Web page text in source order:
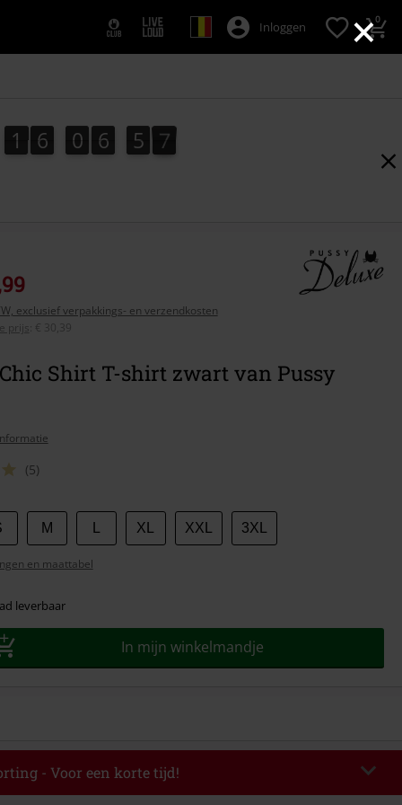
×
Inloggen 0
1
1 6
6 0
0 6
7
6 5
0
5 4
5
4
6
5
exclusief verpakkings- en verzendkosten
prijs
€ 30,39
Shirt T-shirt zwart van Pussy
(5)
M XL XXL 3XL
en maattabel
leverbaar
In mijn winkelmandje
- Voor een korte tijd!